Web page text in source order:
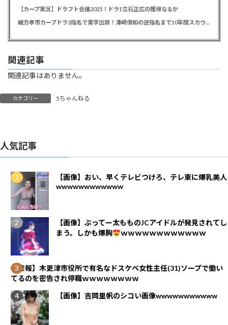
【カープ実況】ドラフト会議2025！ドラ1立石正広の獲得なるか
緒方孝市カープドラ3指名で青学出禁！澤﨑俊和の逆指名まで10年間スカウト出禁
関連記事
関連記事はありません。
カテゴリー 5ちゃんねる
人気記事
【画像】おい、早くテレビつけろ、テレ東に爆乳美人
wwwwwwwwwwww
【画像】ぶってー太もものJCアイドルが発見されてし
まう。しかも爆胸
ｗｗｗｗｗｗｗｗｗｗｗｗ
【悲報】木更津市役所で有名なドスケベ女性主任(31)ソープで働い
てるのを密告され停職ｗｗｗｗｗｗｗｗ
【画像】吉岡里帆のシコい画像wwwwwwwwwww